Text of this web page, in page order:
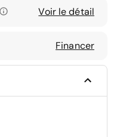
Voir le détail
Financer